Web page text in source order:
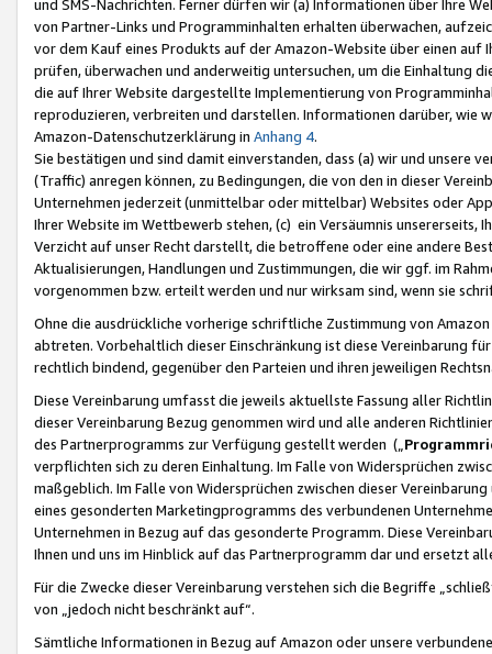
und SMS-Nachrichten. Ferner dürfen wir (a) Informationen über Ihre
von Partner-Links und Programminhalten erhalten überwachen,
vor dem Kauf eines Produkts auf der Amazon-Website über einen
prüfen, überwachen und anderweitig untersuchen, um die Einhaltung
die auf Ihrer Website dargestellte Implementierung von
reproduzieren, verbreiten und darstellen. Informationen darüber, wie
Amazon-Datenschutzerklärung in Anhang 4.
Sie bestätigen und sind damit einverstanden, dass (a) wir und
(Traffic) anregen können, zu Bedingungen, die von den in dieser
Unternehmen jederzeit (unmittelbar oder mittelbar) Websites oder
Ihrer Website im Wettbewerb stehen, (c) ein Versäumnis unsererseits,
Verzicht auf unser Recht darstellt, die betroffene oder eine andere
Aktualisierungen, Handlungen und Zustimmungen, die wir ggf. im
vorgenommen bzw. erteilt werden und nur wirksam sind, wenn sie
Ohne die ausdrückliche vorherige schriftliche Zustimmung von
abtreten. Vorbehaltlich dieser Einschränkung ist diese Vereinbarung
rechtlich bindend, gegenüber den Parteien und ihren jeweiligen
Diese Vereinbarung umfasst die jeweils aktuellste Fassung aller
dieser Vereinbarung Bezug genommen wird und alle anderen
des Partnerprogramms zur Verfügung gestellt werden („
verpflichten sich zu deren Einhaltung. Im Falle von Widersprüchen
maßgeblich. Im Falle von Widersprüchen zwischen dieser
eines gesonderten Marketingprogramms des verbundenen
Unternehmen in Bezug auf das gesonderte Programm. Diese
Ihnen und uns im Hinblick auf das Partnerprogramm dar und ersetzt
Für die Zwecke dieser Vereinbarung verstehen sich die Begriffe
von „jedoch nicht beschränkt auf“.
Sämtliche Informationen in Bezug auf Amazon oder unsere